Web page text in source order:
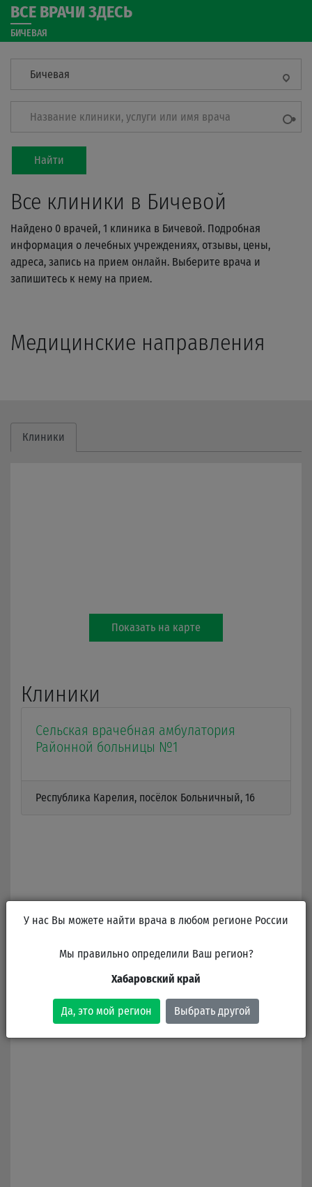
ВСЕ ВРАЧИ ЗДЕСЬ
БИЧЕВАЯ
Бичевая
Название клиники, услуги или имя врача
Найти
Все клиники в Бичевой
Найдено 0 врачей, 1 клиника в Бичевой. Подробная
информация о лечебных учреждениях, отзывы, цены,
адреса, запись на прием онлайн. Выберите врача и
запишитесь к нему на прием.
Медицинские направления
Клиники
Клиники
Сельская врачебная амбулатория
Районной больницы №1
Республика Карелия, посёлок Больничный, 16
Показать на карте
У нас Вы можете найти врача в любом регионе России
Мы правильно определили Ваш регион?
Хабаровский край
Да, это мой регион Выбрать другой